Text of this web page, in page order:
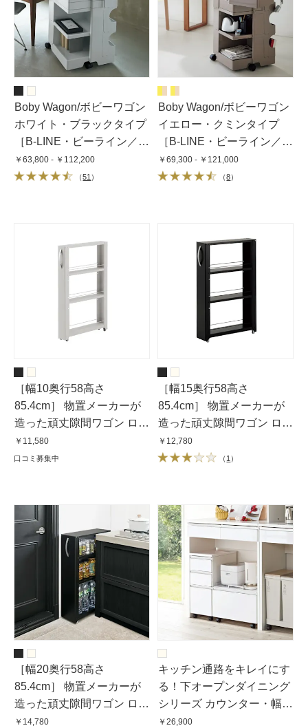
Boby Wagon/ボビーワゴン
ホワイト・ブラックタイプ
［B-LINE・ビーライン／デ
ザイン：ジョエ・コロン
ボ］
￥63,800 - ￥112,200
（51 ）
Boby Wagon/ボビーワゴン
イエロー・クミンタイプ
［B-LINE・ビーライン／デ
ザイン：ジョエ・コロン
ボ］
￥69,300 - ￥121,000
（8）
［幅10奥行58高さ
85.4cm］ 物置メーカーが
造った頑丈隙間ワゴン ロー
タイプ
￥11,580
口コミ募集中
［幅15奥行58高さ
85.4cm］ 物置メーカーが
造った頑丈隙間ワゴン ロー
タイプ
￥12,780
（ 1 ）
［幅20奥行58高さ
85.4cm］ 物置メーカーが
造った頑丈隙間ワゴン ロー
タイプ
￥14,780
キッチン通路をキレイにす
る！下オープンダイニング
シリーズ カウンター・幅
90cm高さ100cm
￥26,900